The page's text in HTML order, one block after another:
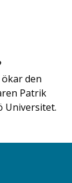
den
Patrik
Universitet.